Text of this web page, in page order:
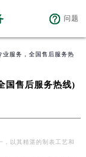
问题
服务，全国售后服务热
国售后服务热线)
，以其精湛的制表工艺和